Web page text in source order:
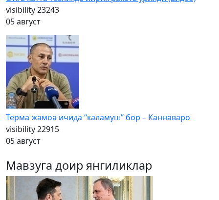
visibility23243
05 август
Терма жамоа ичида “каламуш” бор – Каннаваро
visibility22915
05 август
Мавзуга доир янгиликлар